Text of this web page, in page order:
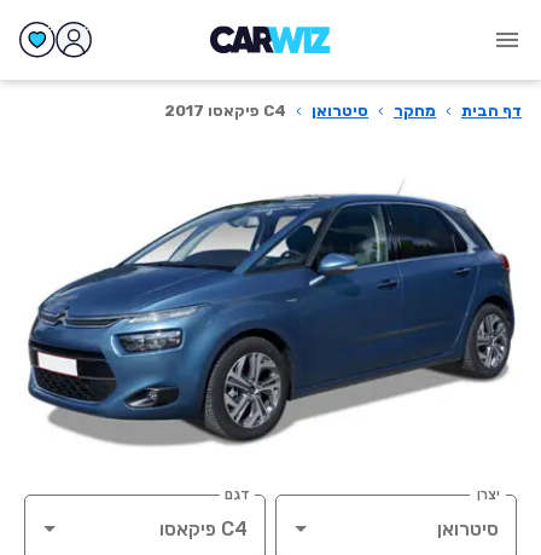
דף הבית › מחקר › סיטרואן › C4 פיקאסו 2017
יצרן דגם